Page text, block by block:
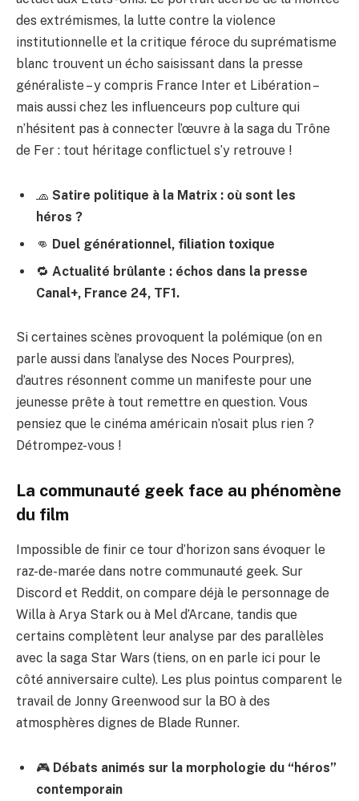
des extrémismes, la lutte contre la violence
institutionnelle et la critique féroce du suprématisme
blanc trouvent un écho saisissant dans la presse
généraliste – y compris France Inter et Libération –
mais aussi chez les influenceurs pop culture qui
n’hésitent pas à connecter l’œuvre à la saga du Trône
de Fer : tout héritage conflictuel s’y retrouve !
🧢 Satire politique à la Matrix : où sont les
héros ?
👊 Duel générationnel, filiation toxique
🔁 Actualité brûlante : échos dans la presse
Canal+, France 24, TF1.
Si certaines scènes provoquent la polémique (on en
parle aussi dans l’analyse des Noces Pourpres),
d’autres résonnent comme un manifeste pour une
jeunesse prête à tout remettre en question. Vous
pensiez que le cinéma américain n’osait plus rien ?
Détrompez-vous !
La communauté geek face au phénomène
du film
Impossible de finir ce tour d’horizon sans évoquer le
raz-de-marée dans notre communauté geek. Sur
Discord et Reddit, on compare déjà le personnage de
Willa à Arya Stark ou à Mel d’Arcane, tandis que
certains complètent leur analyse par des parallèles
avec la saga Star Wars (tiens, on en parle ici pour le
côté anniversaire culte). Les plus pointus comparent le
travail de Jonny Greenwood sur la BO à des
atmosphères dignes de Blade Runner.
🎮 Débats animés sur la morphologie du “héros”
contemporain